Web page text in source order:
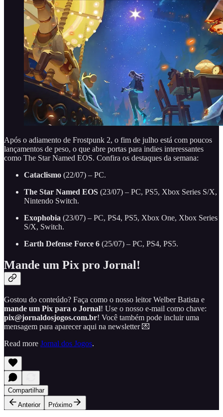
Após o adiamento de Frostpunk 2, o fim de julho está com poucos
lançamentos de peso, o que abre portas para indies interessantes
como The Star Named EOS. Confira os destaques da semana:
Cataclismo (22/07) – PC.
The Star Named EOS (23/07) – PC, PS5, Xbox Series S/X,
Nintendo Switch.
Exophobia (23/07) – PC, PS4, PS5, Xbox One, Xbox Series
S/X, Switch.
Earth Defense Force 6 (25/07) – PC, PS4, PS5.
Mande um Pix pro Jornal!
Gostou do conteúdo? Faça como o nosso leitor Welber Batista e
mande um Pix para o Jornal! Use o nosso e-mail como chave:
pix@jornaldosjogos.com.br! Você também pode incluir uma
mensagem para aparecer aqui na newsletter 💌
Read more Jornal dos Jogos.
Compartilhar
Anterior
Próximo